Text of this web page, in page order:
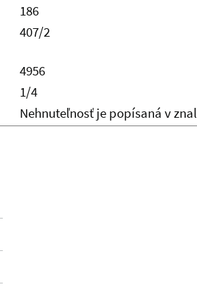
186
407/2
4956
1/4
Nehnuteľnosť je popísaná v